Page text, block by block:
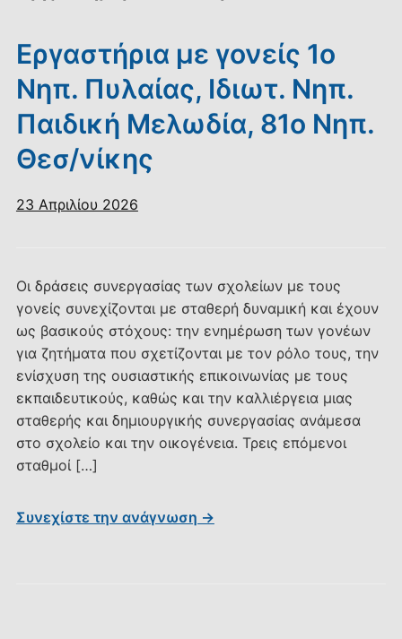
Εργαστήρια με γονείς 1ο
Νηπ. Πυλαίας, Ιδιωτ. Νηπ.
Παιδική Μελωδία, 81ο Νηπ.
Θεσ/νίκης
23 Απριλίου 2026
Οι δράσεις συνεργασίας των σχολείων με τους
γονείς συνεχίζονται με σταθερή δυναμική και έχουν
ως βασικούς στόχους: την ενημέρωση των γονέων
για ζητήματα που σχετίζονται με τον ρόλο τους, την
ενίσχυση της ουσιαστικής επικοινωνίας με τους
εκπαιδευτικούς, καθώς και την καλλιέργεια μιας
σταθερής και δημιουργικής συνεργασίας ανάμεσα
στο σχολείο και την οικογένεια. Τρεις επόμενοι
σταθμοί […]
Συνεχίστε την ανάγνωση →